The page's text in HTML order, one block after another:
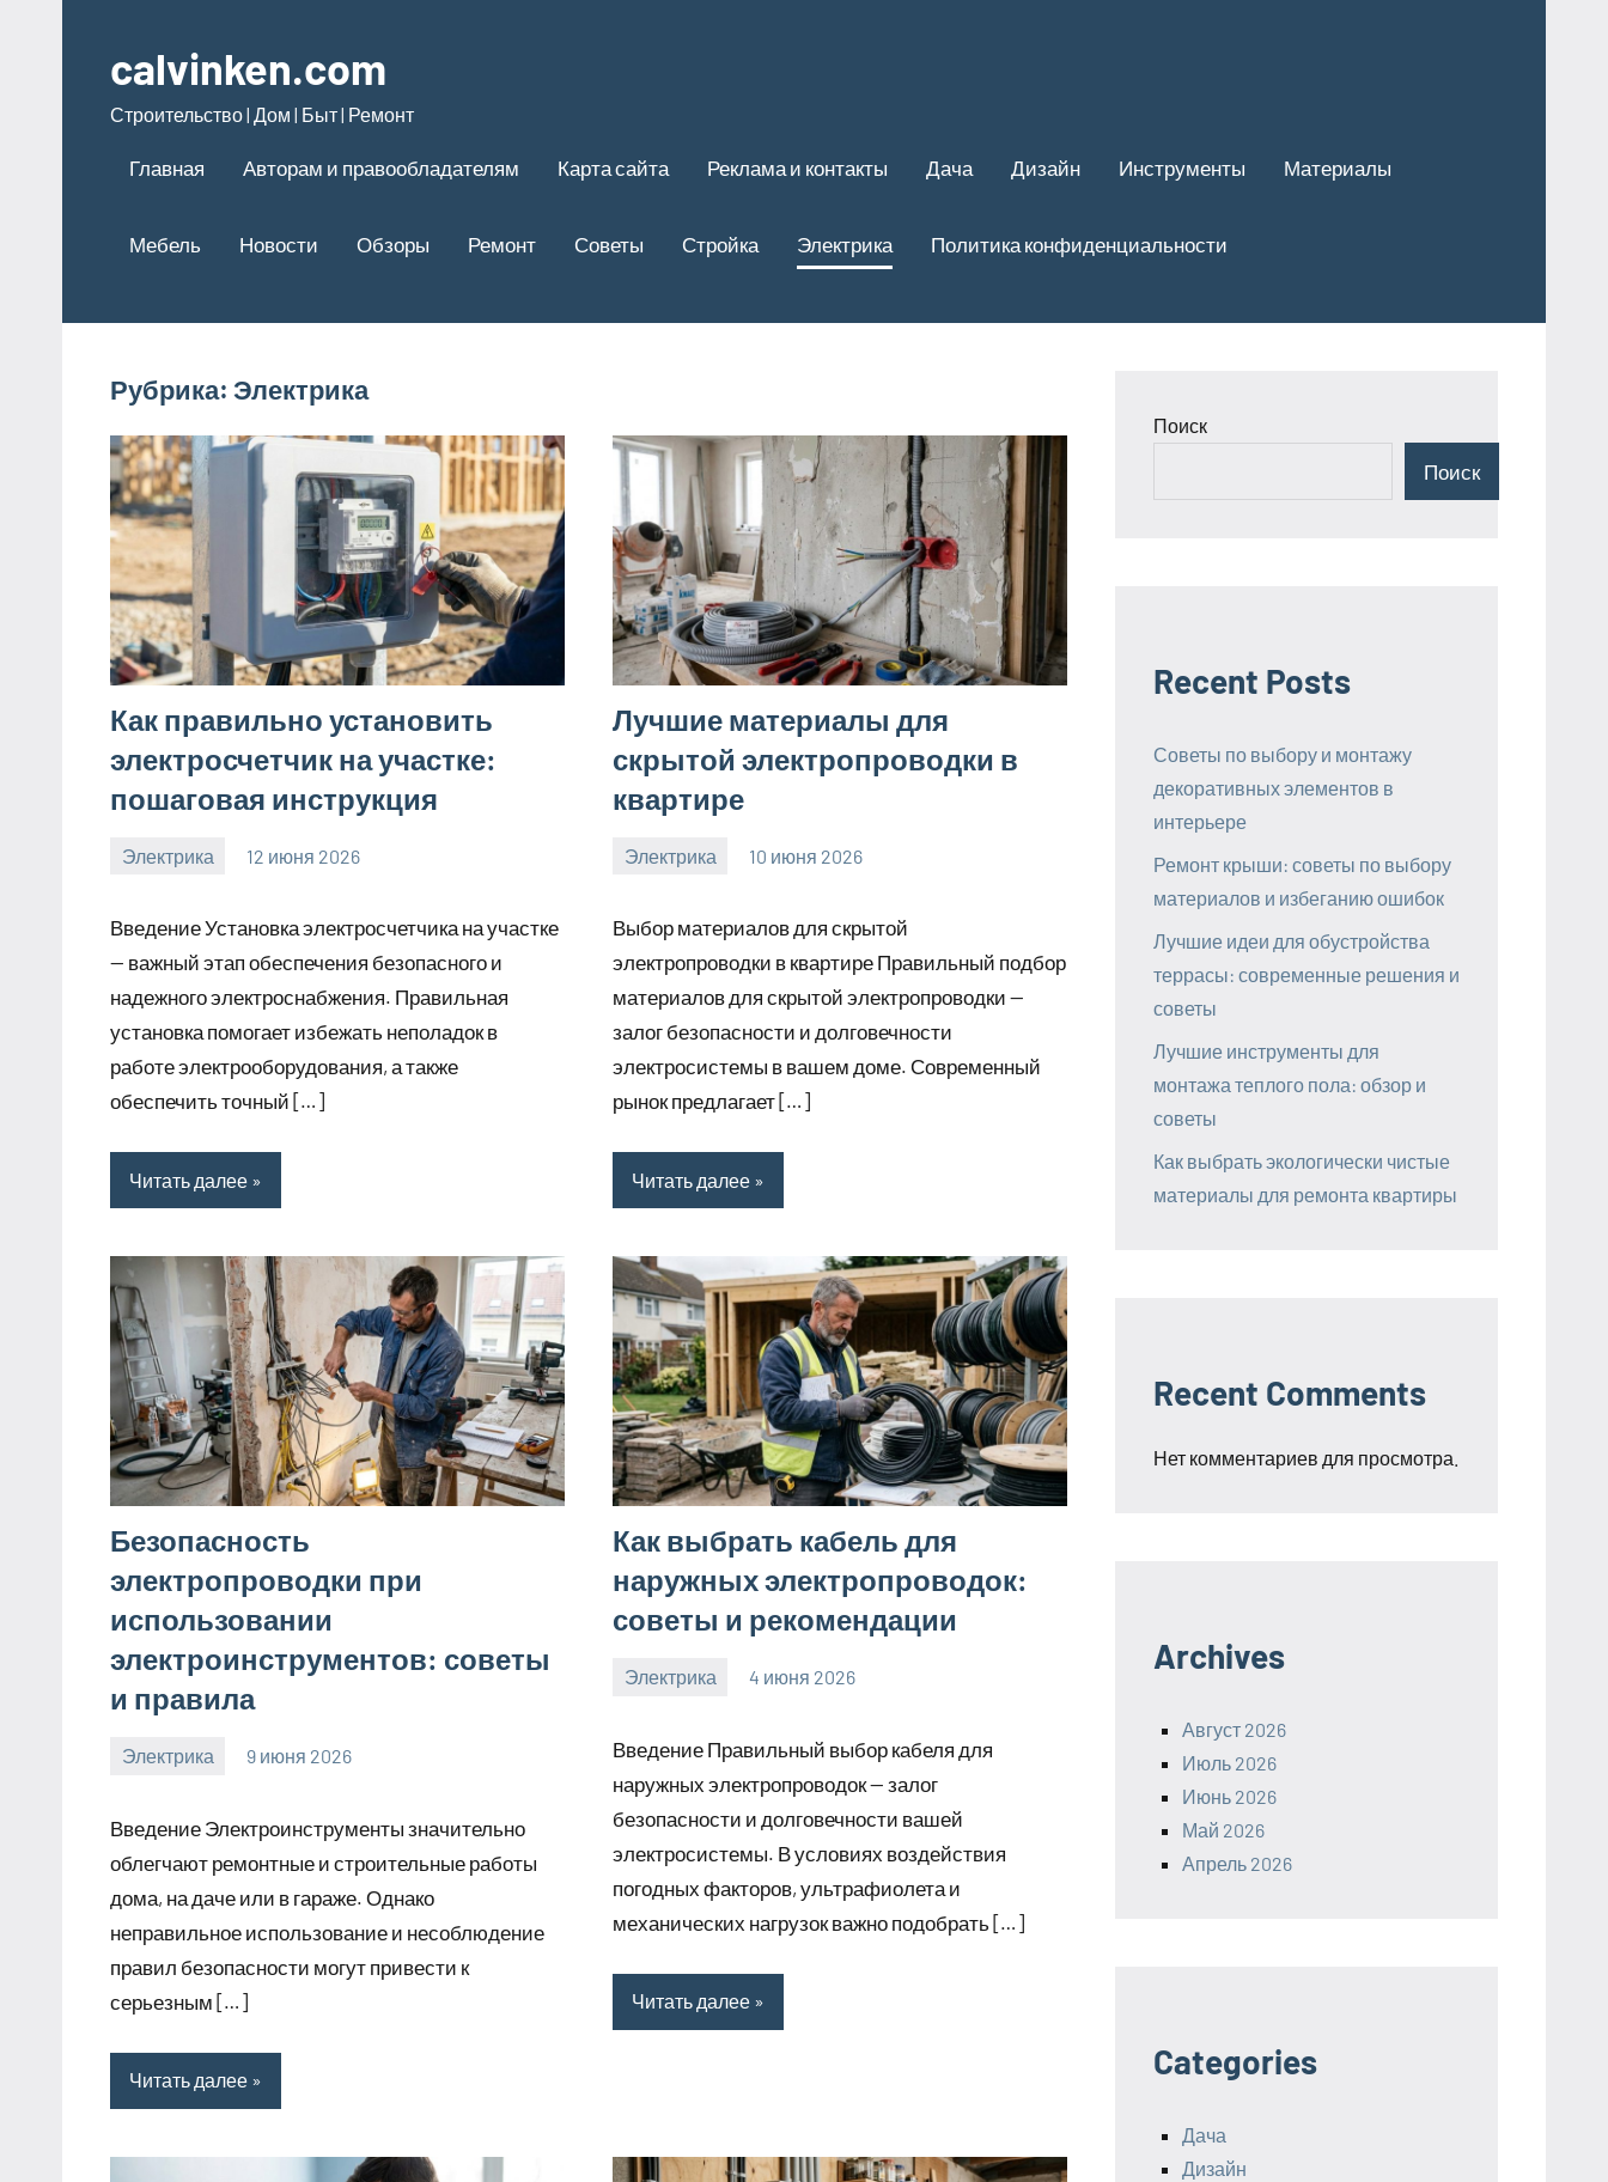
содержимому
calvinken.com
Строительство | Дом | Быт | Ремонт
Главная Авторам и правообладателям Карта сайта Реклама и контакты Дача Дизайн Инструменты Материалы
Мебель Новости Обзоры Ремонт Советы Стройка Электрика Политика конфиденциальности
Рубрика: Электрика
Как правильно установить
электросчетчик на участке:
пошаговая инструкция
Электрика 12 июня 2026
calvinken_co
Введение Установка электросчетчика на участке
— важный этап обеспечения безопасного и
надежного электроснабжения. Правильная
установка помогает избежать неполадок в
работе электрооборудования, а также
обеспечить точный […]
Читать далее
Лучшие материалы для
скрытой электропроводки в
квартире
Электрика 10 июня 2026
calvinken_co
Выбор материалов для скрытой
электропроводки в квартире Правильный подбор
материалов для скрытой электропроводки —
залог безопасности и долговечности
электросистемы в вашем доме. Современный
рынок предлагает […]
Читать далее
Безопасность
электропроводки при
использовании
электроинструментов: советы
и правила
Электрика 9 июня 2026
calvinken_co
Введение Электроинструменты значительно
облегчают ремонтные и строительные работы
дома, на даче или в гараже. Однако
неправильное использование и несоблюдение
правил безопасности могут привести к
серьезным […]
Читать далее
Как выбрать кабель для
наружных электропроводок:
советы и рекомендации
Электрика 4 июня 2026
calvinken_co
Введение Правильный выбор кабеля для
наружных электропроводок — залог
безопасности и долговечности вашей
электросистемы. В условиях воздействия
погодных факторов, ультрафиолета и
механических нагрузок важно подобрать […]
Читать далее
Поиск
Поиск
Recent Posts
Советы по выбору и монтажу
декоративных элементов в
интерьере
Ремонт крыши: советы по выбору
материалов и избеганию ошибок
Лучшие идеи для обустройства
террасы: современные решения и
советы
Лучшие инструменты для
монтажа теплого пола: обзор и
советы
Как выбрать экологически чистые
материалы для ремонта квартиры
Recent Comments
Нет комментариев для просмотра.
Archives
Август 2026
Июль 2026
Июнь 2026
Май 2026
Апрель 2026
Categories
Дача
Дизайн